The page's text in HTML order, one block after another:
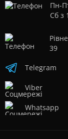
Пн-
Сб з
39
Telegram
Viber
Whatsapp